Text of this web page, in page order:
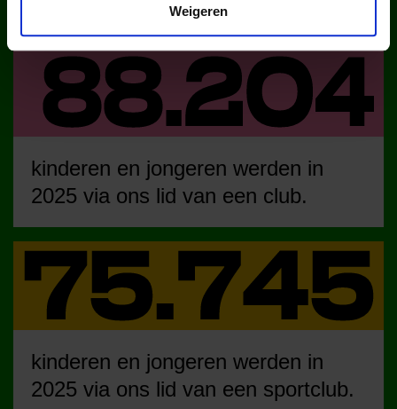
Weigeren
NEDERLAND?
kinderen en jongeren werden in
2025 via ons lid van een club.
kinderen en jongeren werden in
2025 via ons lid van een sportclub.